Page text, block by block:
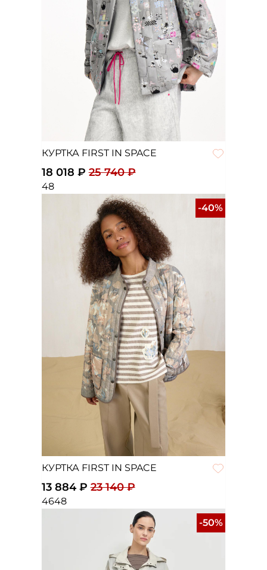
КУРТКА FIRST IN SPACE
18 018 ₽ 25 740 ₽
48
-40%
КУРТКА FIRST IN SPACE
13 884 ₽ 23 140 ₽
4648
-50%